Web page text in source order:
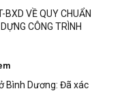
VỀ QUY CHUẨN
CÔNG TRÌNH
Bình Dương: Đã xác